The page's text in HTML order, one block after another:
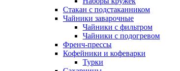
Стакан с подстаканником
Чайники заварочные
Чайники с фильтром
Чайники с подогревом
Френч-прессы
Кофейники и кофеварки
Турки